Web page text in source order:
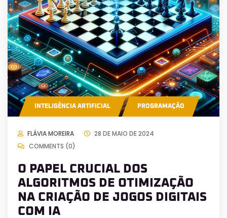
INTELIGÊNCIA ARTIFICIAL PROGRAMAÇÃO
FLÁVIA MOREIRA
28 DE MAIO DE 2024
COMMENTS (0)
O PAPEL CRUCIAL DOS
ALGORITMOS DE OTIMIZAÇÃO
NA CRIAÇÃO DE JOGOS DIGITAIS
COM IA